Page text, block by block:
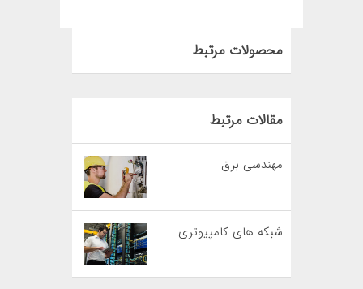
محصولات مرتبط
مقالات مرتبط
مهندسی برق
شبکه های کامپیوتری